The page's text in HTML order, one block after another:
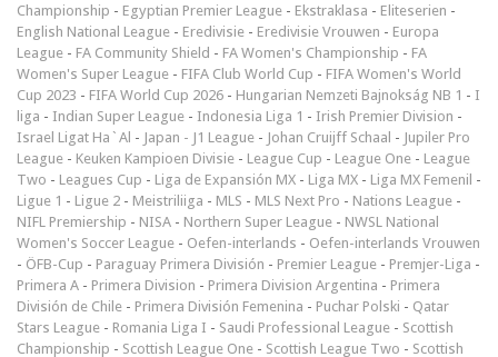
Championship - Egyptian Premier League - Ekstraklasa - Eliteserien -
English National League - Eredivisie - Eredivisie Vrouwen - Europa
League - FA Community Shield - FA Women's Championship - FA
Women's Super League - FIFA Club World Cup - FIFA Women's World
Cup 2023 - FIFA World Cup 2026 - Hungarian Nemzeti Bajnokság NB 1 - I
liga - Indian Super League - Indonesia Liga 1 - Irish Premier Division -
Israel Ligat Ha`Al - Japan - J1 League - Johan Cruijff Schaal - Jupiler Pro
League - Keuken Kampioen Divisie - League Cup - League One - League
Two - Leagues Cup - Liga de Expansión MX - Liga MX - Liga MX Femenil -
Ligue 1 - Ligue 2 - Meistriliiga - MLS - MLS Next Pro - Nations League -
NIFL Premiership - NISA - Northern Super League - NWSL National
Women's Soccer League - Oefen-interlands - Oefen-interlands Vrouwen
- ÖFB-Cup - Paraguay Primera División - Premier League - Premjer-Liga -
Primera A - Primera Division - Primera Division Argentina - Primera
División de Chile - Primera División Femenina - Puchar Polski - Qatar
Stars League - Romania Liga I - Saudi Professional League - Scottish
Championship - Scottish League One - Scottish League Two - Scottish